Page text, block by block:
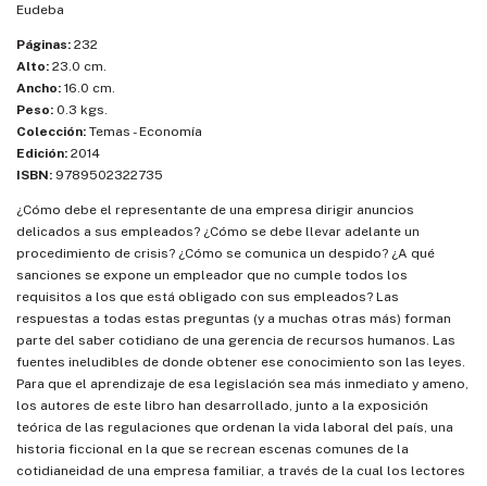
Eudeba
Páginas: 232
Alto: 23.0 cm.
Ancho: 16.0 cm.
Peso: 0.3 kgs.
Colección: Temas - Economía
Edición: 2014
ISBN: 9789502322735
¿Cómo debe el representante de una empresa dirigir anuncios
delicados a sus empleados? ¿Cómo se debe llevar adelante un
procedimiento de crisis? ¿Cómo se comunica un despido? ¿A qué
sanciones se expone un empleador que no cumple todos los
requisitos a los que está obligado con sus empleados? Las
respuestas a todas estas preguntas (y a muchas otras más) forman
parte del saber cotidiano de una gerencia de recursos humanos. Las
fuentes ineludibles de donde obtener ese conocimiento son las leyes.
Para que el aprendizaje de esa legislación sea más inmediato y ameno,
los autores de este libro han desarrollado, junto a la exposición
teórica de las regulaciones que ordenan la vida laboral del país, una
historia ficcional en la que se recrean escenas comunes de la
cotidianeidad de una empresa familiar, a través de la cual los lectores